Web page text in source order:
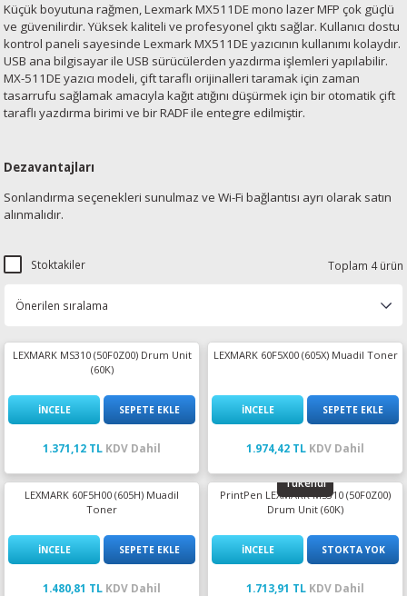
Küçük boyutuna rağmen, Lexmark MX511DE mono lazer MFP çok güçlü
ve güvenilirdir. Yüksek kaliteli ve profesyonel çıktı sağlar. Kullanıcı dostu
kontrol paneli sayesinde Lexmark MX511DE yazıcının kullanımı kolaydır.
USB ana bilgisayar ile USB sürücülerden yazdırma işlemleri yapılabilir.
MX-511DE yazıcı modeli, çift taraflı orijinalleri taramak için zaman
tasarrufu sağlamak amacıyla kağıt atığını düşürmek için bir otomatik çift
taraflı yazdırma birimi ve bir RADF ile entegre edilmiştir.
Dezavantajları
Sonlandırma seçenekleri sunulmaz ve Wi-Fi bağlantısı ayrı olarak satın
alınmalıdır.
Stoktakiler Toplam 4 ürün
LEXMARK MS310 (50F0Z00) Drum Unit
(60K)
İNCELE SEPETE EKLE
1.371,12 TL KDV Dahil
LEXMARK 60F5X00 (605X) Muadil Toner
İNCELE SEPETE EKLE
1.974,42 TL KDV Dahil
LEXMARK 60F5H00 (605H) Muadil
Toner
İNCELE SEPETE EKLE
1.480,81 TL KDV Dahil
Tükendi
PrintPen LEXMARK MS310 (50F0Z00)
Drum Unit (60K)
İNCELE STOKTA YOK
1.713,91 TL KDV Dahil